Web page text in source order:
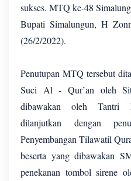
sukses. MTQ ke-48
Bupati Simalungun, H
(26/2/2022).
Penutupan MTQ tersebut
Suci Al - Qur’an oleh
dibawakan oleh Tantri
dilanjutkan dengan
Penyembangan Tilawatil
beserta yang dibawakan
penekanan tombol sirene